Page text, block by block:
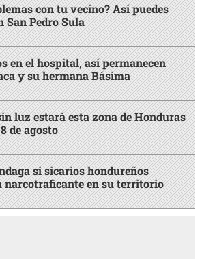
con tu vecino? Así puedes
San Pedro Sula
en el hospital, así permanecen
y su hermana Básima
luz estará esta zona de Honduras
de agosto
si sicarios hondureños
narcotraficante en su territorio